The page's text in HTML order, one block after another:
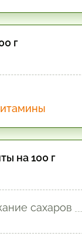
г
на 100 г
сахаров